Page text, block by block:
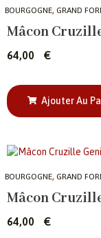
BOURGOGNE, GRAND
Mâcon
64,00 €
Ajouter Au
BOURGOGNE, GRAND
Mâcon
64,00 €